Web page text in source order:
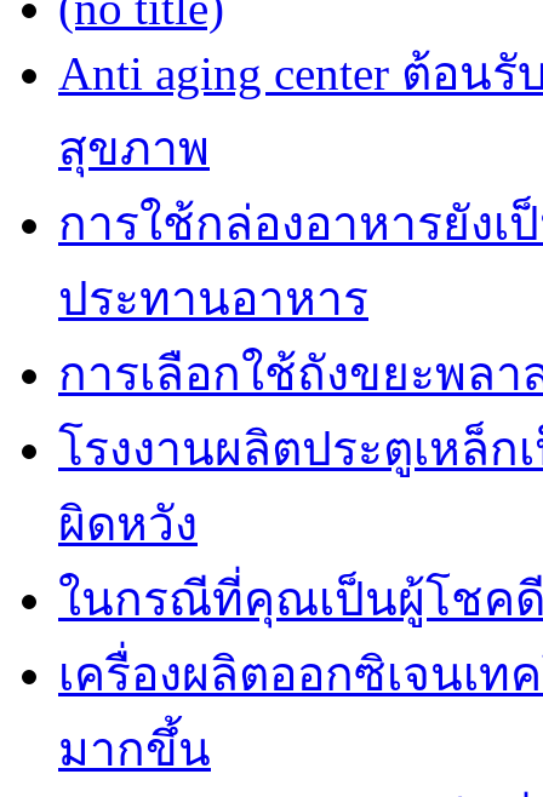
Anti aging center ต้อน
สุขภาพ
การใช้กล่องอาหารยังเ
ประทานอาหาร
การเลือกใช้ถังขยะพล
โรงงานผลิตประตูเหล็
ผิดหวัง
ในกรณีที่คุณเป็นผู้โชคดี
เครื่องผลิตออกซิเจนเ
มากขึ้น